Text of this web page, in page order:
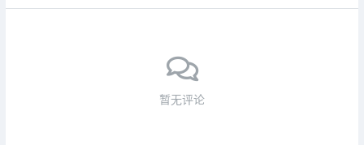
暂无评论